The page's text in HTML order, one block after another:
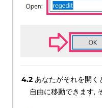
4.2あなたがそれを開く
自由に移動できます,